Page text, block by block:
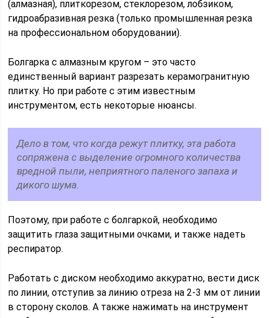
(алмазная), плиткорезом, стеклорезом, лобзиком,
гидроабразивная резка (только промышленная резка
на профессиональном оборудовании).
Болгарка с алмазным кругом – это часто
единственный вариант разрезать керамогранитную
плитку. Но при работе с этим известным
инструментом, есть некоторые нюансы.
Дело в том, что когда режут плитку, эта работа
сопряжена с выделение огромного количества
вредной пыли, неприятного паленого запаха и
дикого шума.
Поэтому, при работе с болгаркой, необходимо
защитить глаза защитными очками, и также надеть
респиратор.
Работать с диском необходимо аккуратно, вести диск
по линии, отступив за линию отреза на 2-3 мм от линии
в сторону сколов. А также нажимать на инструмент